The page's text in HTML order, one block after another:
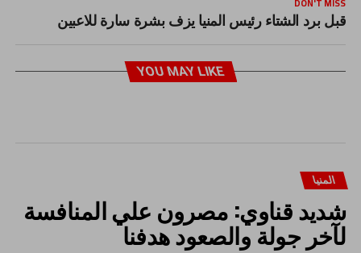
قبل برد الشتاء رئيس المنيا يزف بشرة سارة للاعبين
YOU MAY LIKE
المنيا
شديد قناوي: مصرون علي المنافسة
لآخر جولة والصعود هدفنا